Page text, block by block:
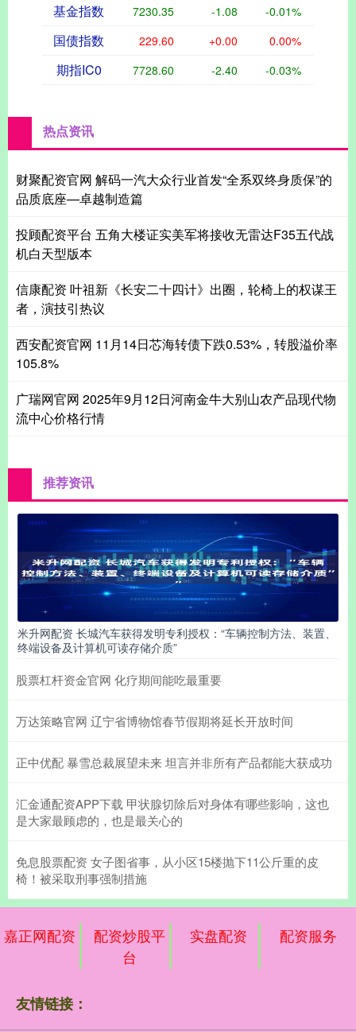
基金指数 7230.35 -1.08 -0.01%
国债指数 229.60 +0.00 0.00%
期指IC0 7728.60 -2.40 -0.03%
热点资讯
财聚配资官网 解码一汽大众行业首发“全系双终身质保”的
品质底座—卓越制造篇
投顾配资平台 五角大楼证实美军将接收无雷达F35五代战
机白天型版本
信康配资 叶祖新《长安二十四计》出圈，轮椅上的权谋王
者，演技引热议
西安配资官网 11月14日芯海转债下跌0.53%，转股溢价率
105.8%
广瑞网官网 2025年9月12日河南金牛大别山农产品现代物
流中心价格行情
推荐资讯
米升网配资 长城汽车获得发明专利授权：“车辆控制方法、装置、
终端设备及计算机可读存储介质”
股票杠杆资金官网 化疗期间能吃最重要
万达策略官网 辽宁省博物馆春节假期将延长开放时间
正中优配 暴雪总裁展望未来 坦言并非所有产品都能大获成功
汇金通配资APP下载 甲状腺切除后对身体有哪些影响，这也
是大家最顾虑的，也是最关心的
免息股票配资 女子图省事，从小区15楼抛下11公斤重的皮
椅！被采取刑事强制措施
嘉正网配资
配资炒股平
台
实盘配资 配资服务
友情链接：